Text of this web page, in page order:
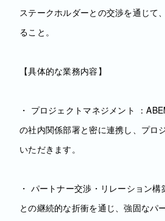
ステークホルダーとの交渉を通じて
ること。
【具体的な業務内容】
・ プロジェクトマネジメント ：
の社内関係部署と密に連携し、プロ
いただきます。
・ パートナー交渉・リレーション
との継続的な折衝を通じ、強固なパ